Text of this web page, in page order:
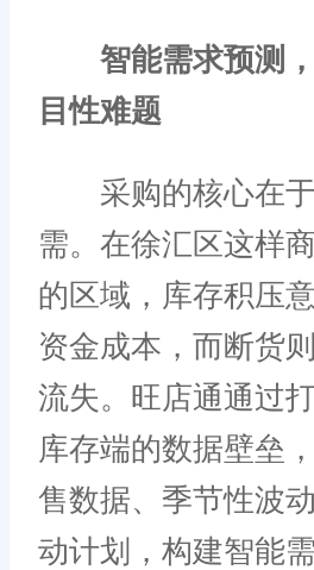
智能需求预测
目性难题
采购的核心在于
需。在徐汇区这样
的区域，库存积压
资金成本，而断货
流失。旺店通通过
库存端的数据壁垒
售数据、季节性波
动计划，构建智能